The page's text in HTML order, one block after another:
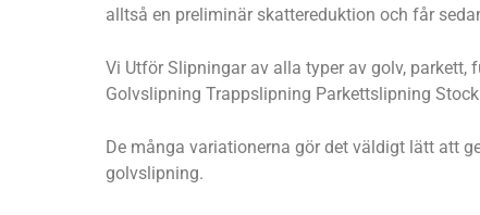
alltså en preliminär skattereduktion och får
Vi Utför Slipningar av alla typer av golv,
Golvslipning Trappslipning Parkettslipning
De många variationerna gör det väldigt lätt att
golvslipning.